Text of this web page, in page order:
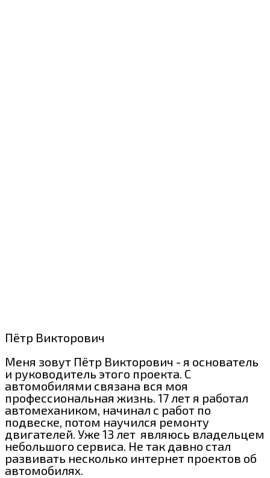
Пётр Викторович
Меня зовут Пётр Викторович - я основатель
и руководитель этого проекта. С
автомобилями связана вся моя
профессиональная жизнь. 17 лет я работал
автомехаником, начинал с работ по
подвеске, потом научился ремонту
двигателей. Уже 13 лет являюсь владельцем
небольшого сервиса. Не так давно стал
развивать несколько интернет проектов об
автомобилях.